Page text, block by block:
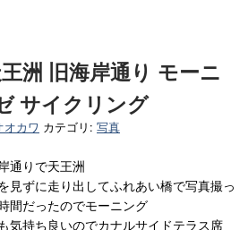
洲 旧海岸通り モーニ
サイクリング
オカワ カテゴリ: 写真
通りで天王洲
見ずに走り出してふれあい橋で写真撮っ
間だったのでモーニング
気持ち良いのでカナルサイドテラス席